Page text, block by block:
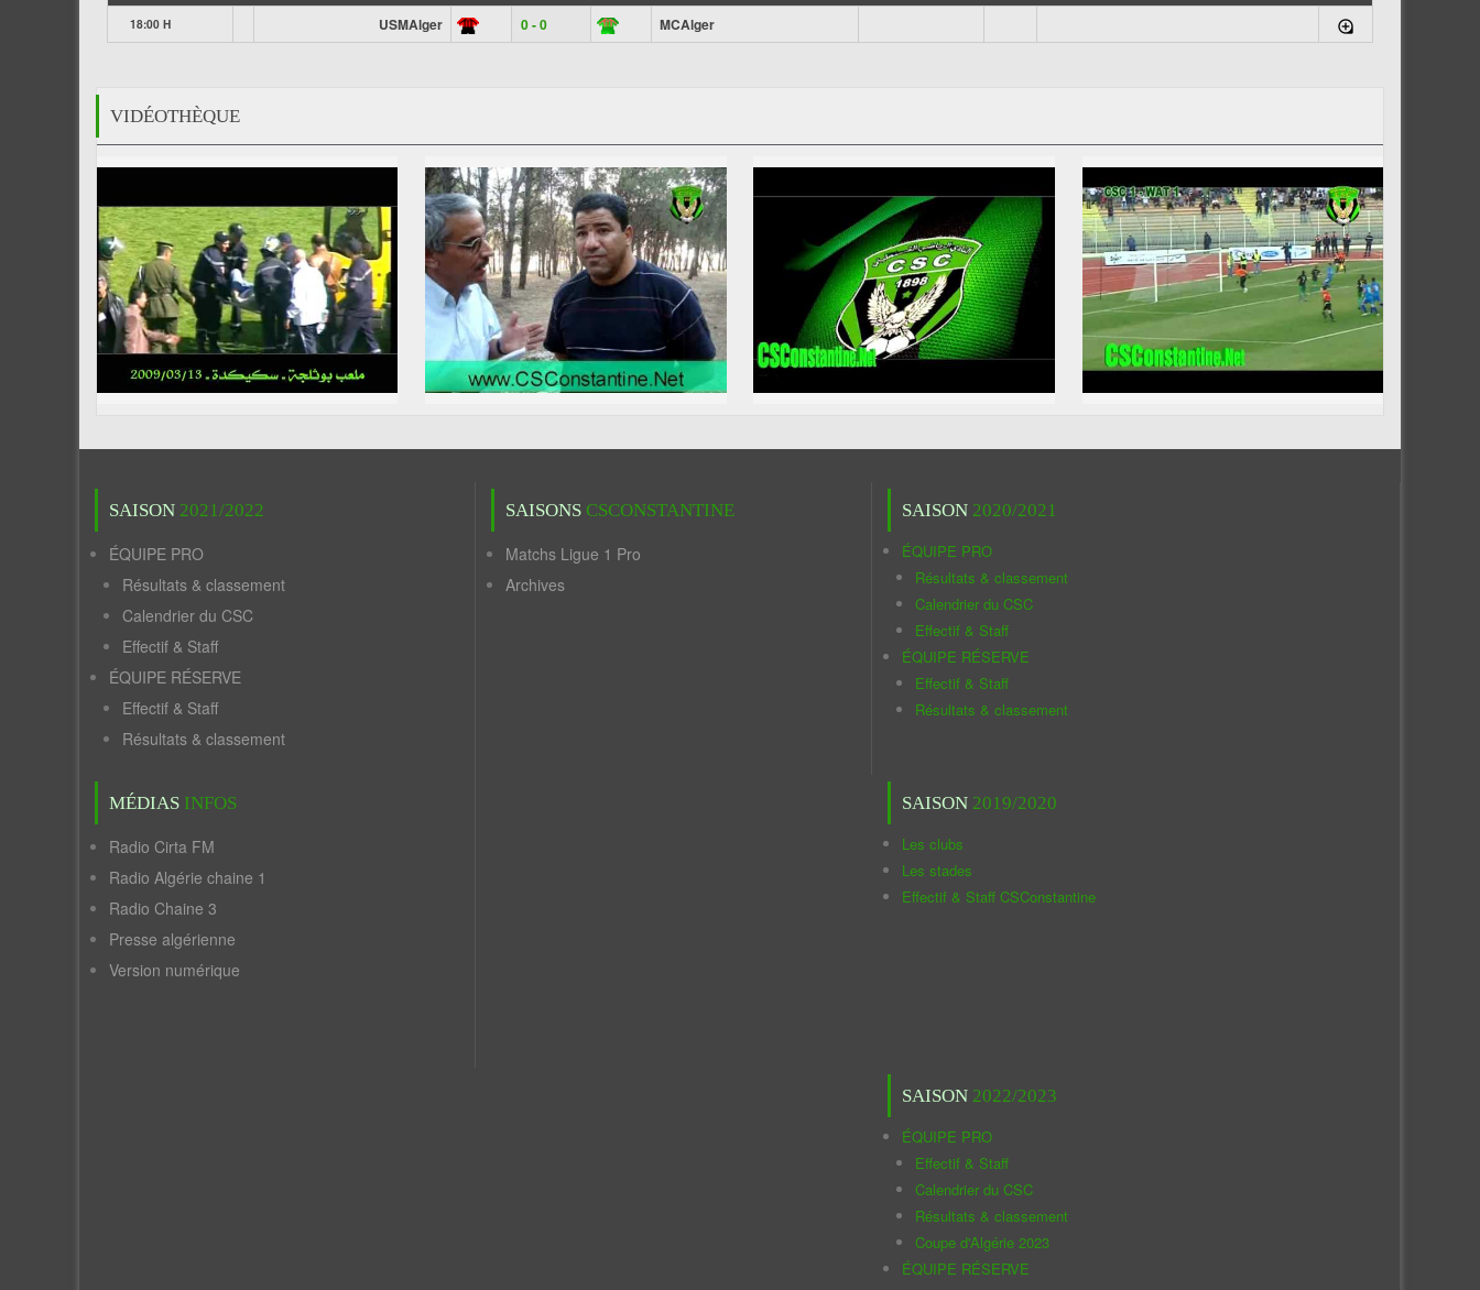
18:00 H USMAlger 0 - 0 MCAlger
VIDÉOTHÈQUE
SAISON 2021/2022
ÉQUIPE PRO
Résultats & classement
Calendrier du CSC
Effectif & Staff
ÉQUIPE RÉSERVE
Effectif & Staff
Résultats & classement
MÉDIAS INFOS
Radio Cirta FM
Radio Algérie chaine 1
Radio Chaine 3
Presse algérienne
Version numérique
SAISONS CSCONSTANTINE
Matchs Ligue 1 Pro
Archives
SAISON 2020/2021
ÉQUIPE PRO
Résultats & classement
Calendrier du CSC
Effectif & Staff
ÉQUIPE RÉSERVE
Effectif & Staff
Résultats & classement
SAISON 2019/2020
Les clubs
Les stades
Effectif & Staff CSConstantine
SAISON 2022/2023
ÉQUIPE PRO
Effectif & Staff
Calendrier du CSC
Résultats & classement
Coupe d'Algérie 2023
ÉQUIPE RÉSERVE